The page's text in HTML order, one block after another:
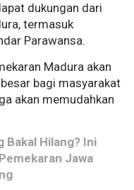
dukungan dari
termasuk
Parawansa.
Madura akan
bagi masyarakat
akan memudahkan
Bakal Hilang? Ini
Jawa